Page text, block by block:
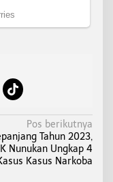
Pos berikutnya
Tahun 2023,
Nunukan Ungkap 4
Kasus Narkoba